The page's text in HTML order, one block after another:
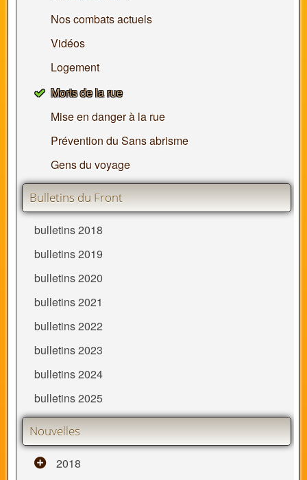
Nos combats actuels
Vidéos
Logement
Morts de la rue
Mise en danger à la rue
Prévention du Sans abrisme
Gens du voyage
Bulletins du Front
bulletins 2018
bulletins 2019
bulletins 2020
bulletins 2021
bulletins 2022
bulletins 2023
bulletins 2024
bulletins 2025
Nouvelles
2018